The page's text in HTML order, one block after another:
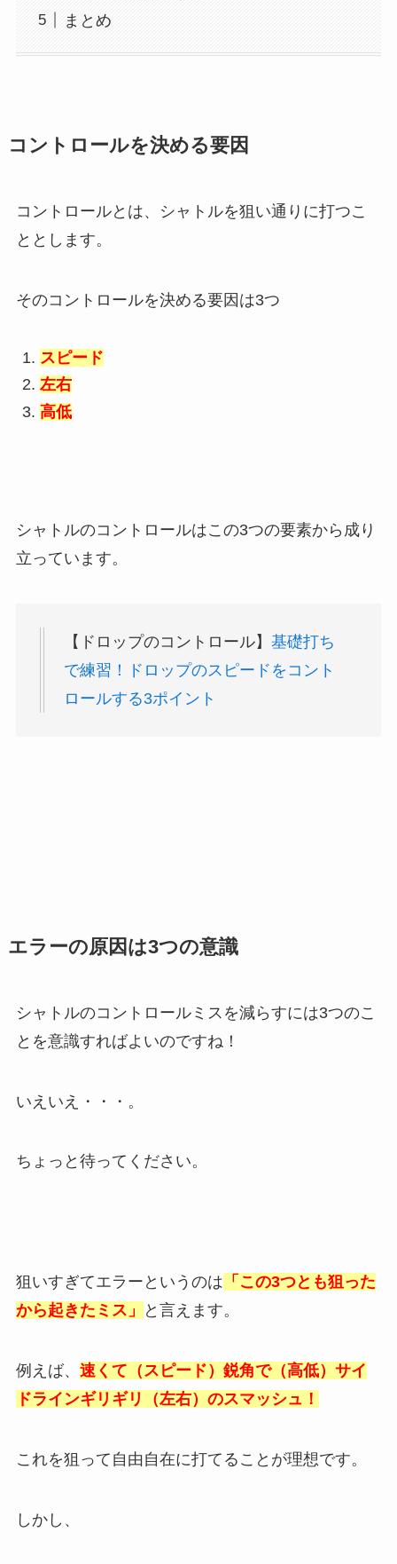
まとめ
コントロールを決める要因
コントロールとは、シャトルを狙い通りに打つこ
ととします。
そのコントロールを決める要因は3つ
スピード
左右
高低
シャトルのコントロールはこの3つの要素から成り
立っています。
【ドロップのコントロール】 基礎打ち
で練習！ドロップのスピードをコント
ロールする3ポイント
エラーの原因は3つの意識
シャトルのコントロールミスを減らすには3つのこ
とを意識すればよいのですね！
いえいえ・・・。
ちょっと待ってください。
狙いすぎてエラーというのは 「この3つとも狙った
から起きたミス」
と言えます。
例えば、 速くて（スピード）鋭角で（高低）サイ
ドラインギリギリ（左右）のスマッシュ！
これを狙って自由自在に打てることが理想です。
しかし、